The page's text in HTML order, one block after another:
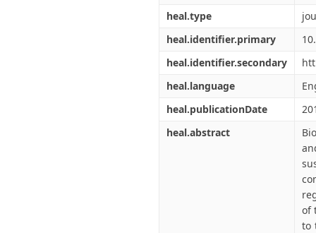
heal.type
heal.identifier.primary
heal.identifier.secondary
heal.language
heal.publicationDate
heal.abstract
of
to